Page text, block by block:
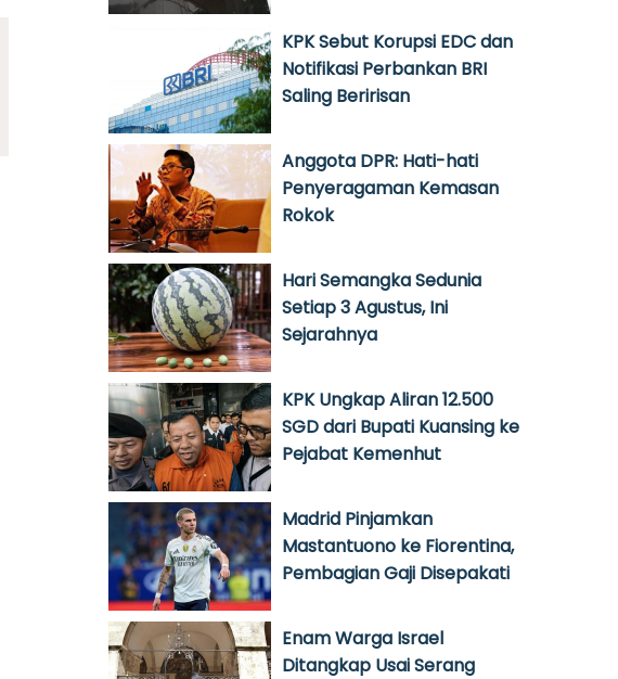
KPK Sebut Korupsi EDC dan
Notifikasi Perbankan BRI
Saling Beririsan
Anggota DPR: Hati-hati
Penyeragaman Kemasan
Rokok
Hari Semangka Sedunia
Setiap 3 Agustus, Ini
Sejarahnya
KPK Ungkap Aliran 12.500
SGD dari Bupati Kuansing ke
Pejabat Kemenhut
Madrid Pinjamkan
Mastantuono ke Fiorentina,
Pembagian Gaji Disepakati
Enam Warga Israel
Ditangkap Usai Serang